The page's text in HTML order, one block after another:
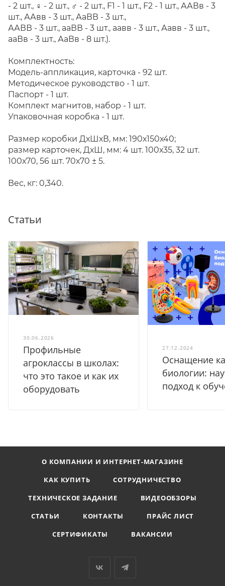
- 2 шт., ♀ - 2 шт., ♂ - 2 шт., F1 - 1 шт., F2 - 1 шт., ААВв - 3
шт., ААвв - 3 шт., АаВВ - 3 шт.,
ААВВ - 3 шт., ааВВ - 3 шт., аавв - 3 шт., Аавв - 3 шт.,
ааВв - 3 шт., АаВв - 8 шт.).
Комплектность:
Модель-аппликация, карточка - 92 шт.
Методическое руководство - 1 шт.
Паспорт - 1 шт.
Комплект магнитов, набор - 1 шт.
Упаковочная коробка - 1 шт.
Размер коробки ДхШхВ, мм: 190х150х40;
размер карточек, ДхШ, мм: 4 шт. 100х35, 32 шт.
100х70, 56 шт. 70х70 ± 5.
Вес, кг: 0,340.
Статьи
30.06.2026
Профильные
агроклассы в школах:
что это такое и как их
оборудовать
27.12.2024
Оснащение
биологии:
подход к
О КОМПАНИИ И ИНТЕРНЕТ-МАГАЗИНЕ
КАК КУПИТЬ
СОТРУДНИЧЕСТВО
ТЕХНИЧЕСКОЕ ЗАДАНИЕ
ВИДЕООБЗОРЫ
СТАТЬИ
КОНТАКТЫ
ПРАЙС ЛИСТ
СЕРТИФИКАТЫ
ВАКАНСИИ